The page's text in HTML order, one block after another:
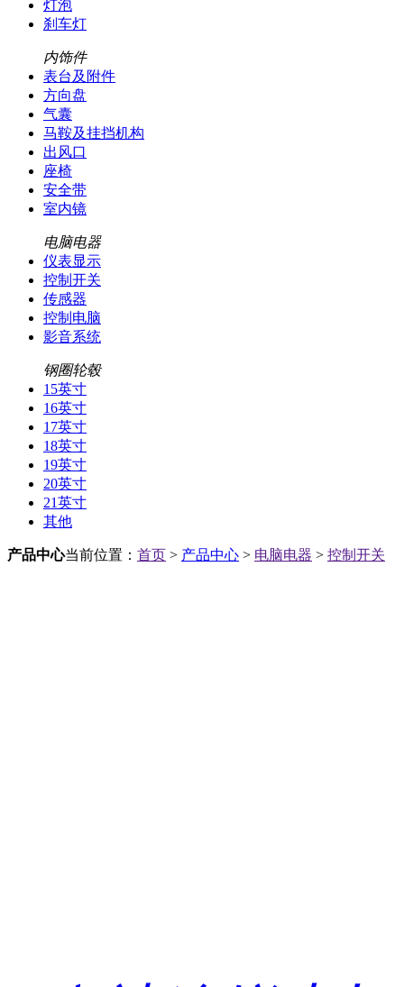
灯泡
刹车灯
内饰件
表台及附件
方向盘
气囊
马鞍及挂挡机构
出风口
座椅
安全带
室内镜
电脑电器
仪表显示
控制开关
传感器
控制电脑
影音系统
钢圈轮毂
15英寸
16英寸
17英寸
18英寸
19英寸
20英寸
21英寸
其他
产品中心当前位置： 首页 > 产品中心 > 电脑电器 > 控制开关